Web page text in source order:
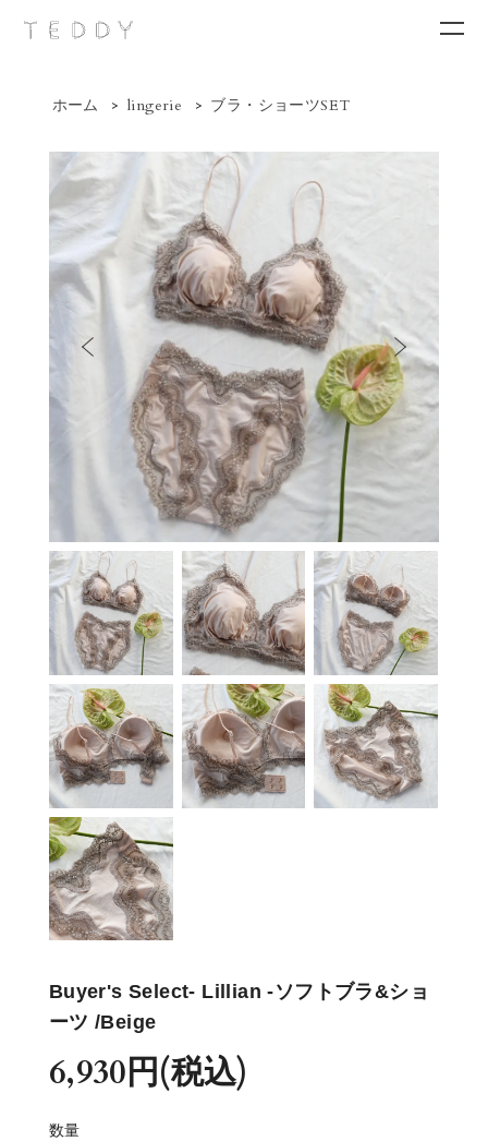
New arrivals
Category
Brand
Contact
ホーム > lingerie > ブラ・ショーツSET
Buyer's Select- Lillian -ソフトブラ&ショ
ーツ /Beige
6,930円(税込)
数量